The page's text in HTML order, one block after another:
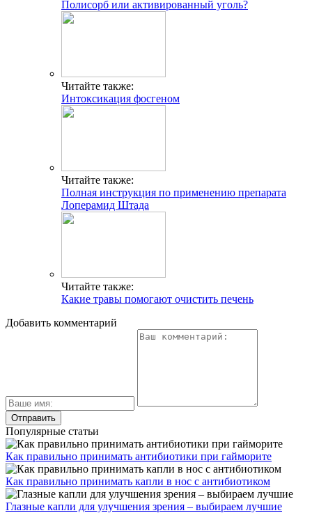
Полисорб или активированный уголь?
Читайте также:
Интоксикация фосгеном
Читайте также:
Полная инструкция по применению препарата
Лоперамид Штада
Читайте также:
Какие травы помогают очистить печень
Добавить комментарий
Популярные статьи
Как правильно принимать антибиотики при гайморите
Как правильно принимать капли в нос с антибиотиком
Глазные капли для улучшения зрения – выбираем лучшие